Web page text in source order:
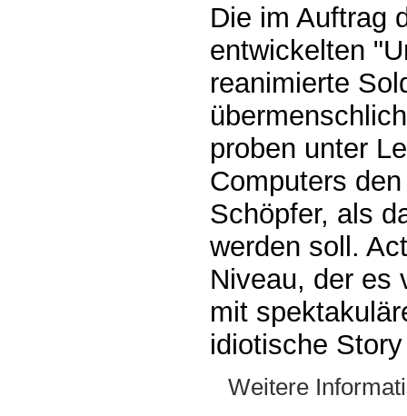
Die im Auftrag
entwickelten
reanimierte
proben unter
Computers
Schöpfer, als
werden soll.
Niveau, der es
mit
idiotische
Weitere